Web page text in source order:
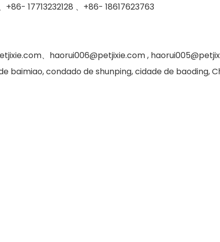
+86- 17713232128 、+86- 18617623763
、 haorui006@petjixie.com ,
baimiao, condado de shunping, cidade de baoding,